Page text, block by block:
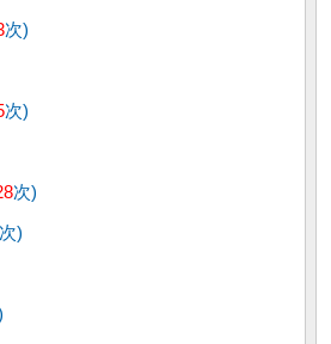
次)
次)
次)
次)